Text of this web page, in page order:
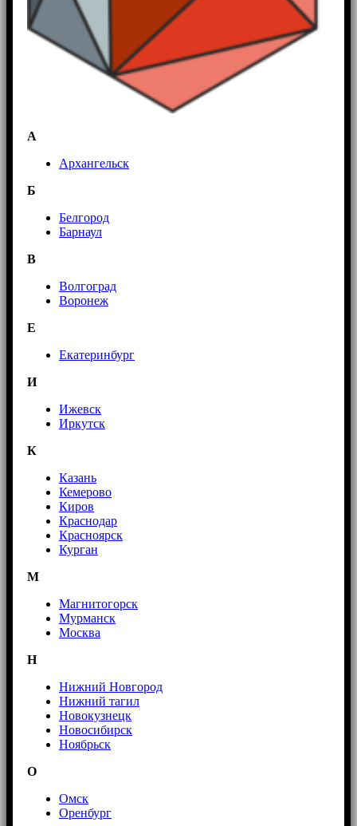
А
Архангельск
Б
Белгород
Барнаул
В
Волгоград
Воронеж
E
Екатеринбург
И
Ижевск
Иркутск
К
Казань
Кемерово
Киров
Краснодар
Красноярск
Курган
М
Магнитогорск
Мурманск
Москва
Н
Нижний Новгород
Нижний тагил
Новокузнецк
Новосибирск
Ноябрьск
О
Омск
Оренбург